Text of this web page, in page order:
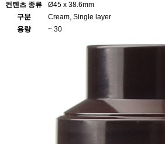
컨텐츠 종류
Ø45 x 38.6mm
구분
Cream, Single layer
용량
~ 30